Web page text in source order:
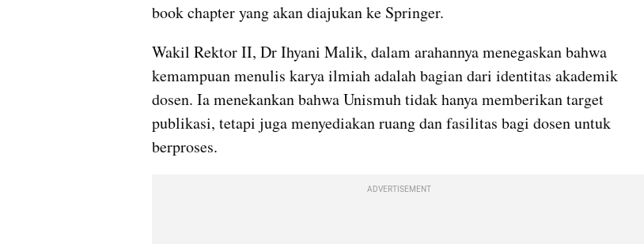
book chapter yang akan diajukan ke Springer.
Wakil Rektor II, Dr Ihyani Malik, dalam arahannya menegaskan bahwa
kemampuan menulis karya ilmiah adalah bagian dari identitas akademik
dosen. Ia menekankan bahwa Unismuh tidak hanya memberikan target
publikasi, tetapi juga menyediakan ruang dan fasilitas bagi dosen untuk
berproses.
ADVERTISEMENT